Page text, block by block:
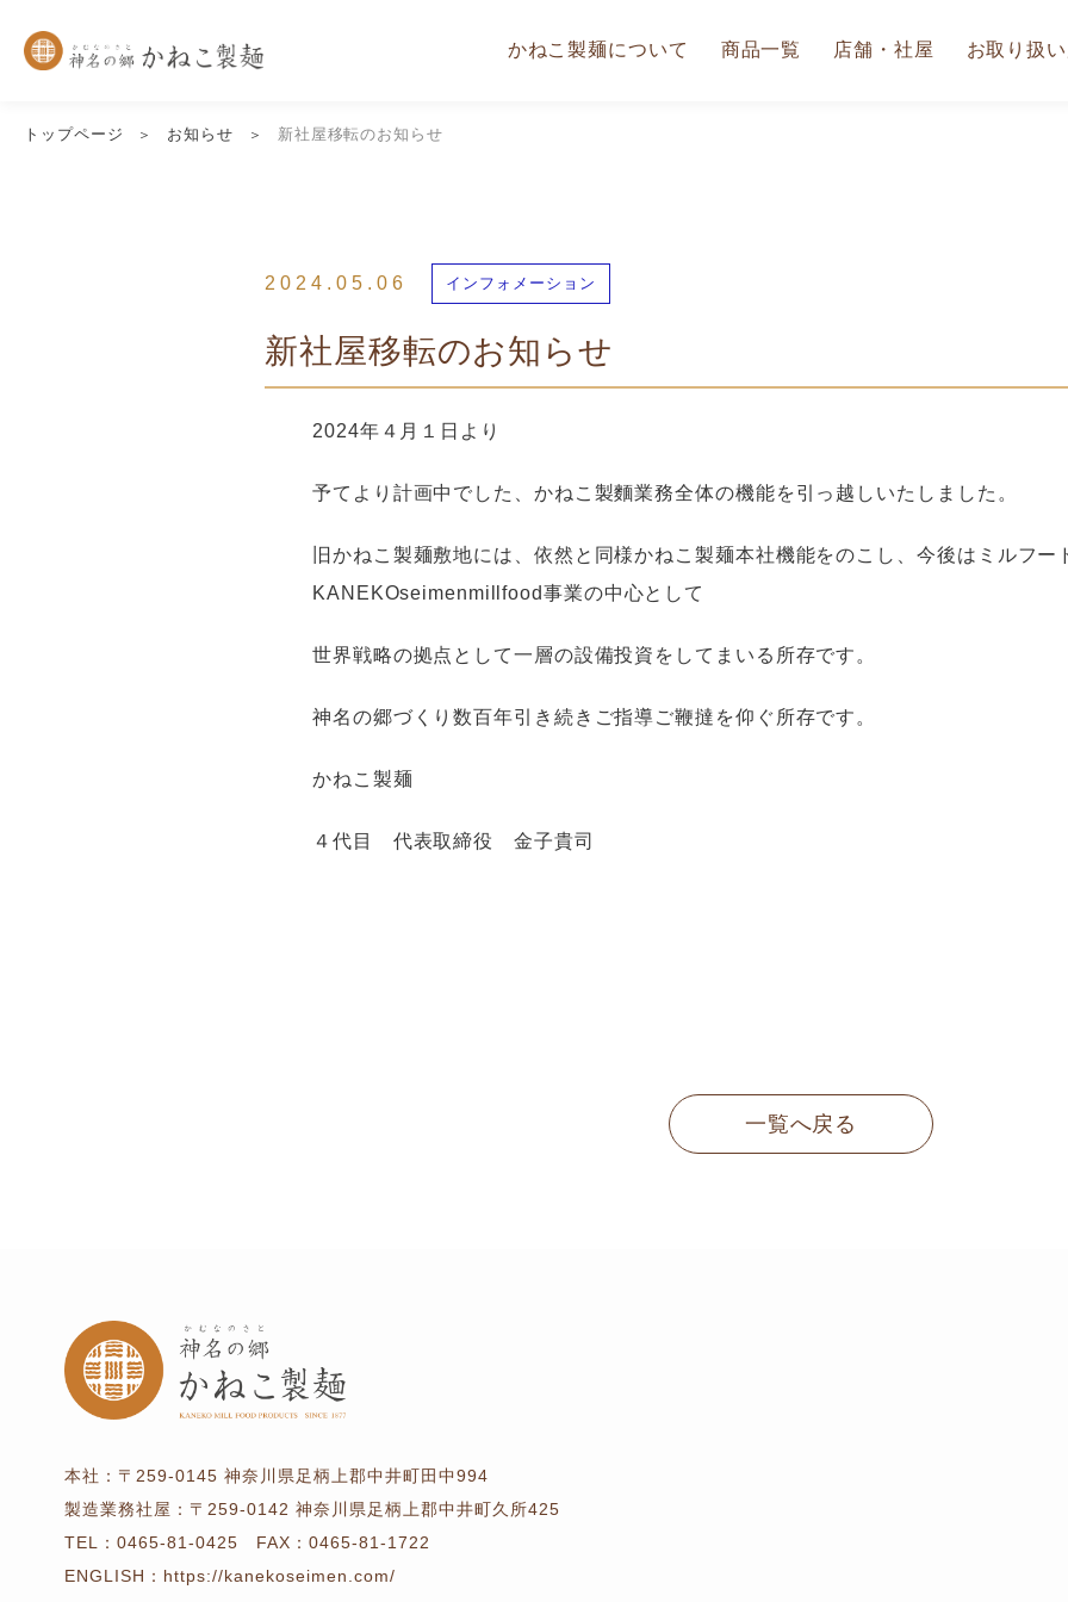
かねこ製麺について 商品一覧 店舗・社屋 お取り扱
トップページ お知らせ 新社屋移転のお知らせ
2024.05.06 インフォメーション
新社屋移転のお知らせ
2024年４月１日より
予てより計画中でした、かねこ製麵業務全体の機能を引っ越しいたしました。
旧かねこ製麺敷地には、依然と同様かねこ製麺本社機能をのこし、今後はミルフ
KANEKOseimenmillfood事業の中心として
世界戦略の拠点として一層の設備投資をしてまいる所存です。
神名の郷づくり数百年引き続きご指導ご鞭撻を仰ぐ所存です。
かねこ製麺
４代目 代表取締役 金子貴司
一覧へ戻る
本社： 〒259-0145 神奈川県足柄上郡中井町田中994
製造業務社屋： 〒259-0142 神奈川県足柄上郡中井町久所425
TEL： 0465-81-0425 FAX：0465-81-1722
ENGLISH： https://kanekoseimen.com/